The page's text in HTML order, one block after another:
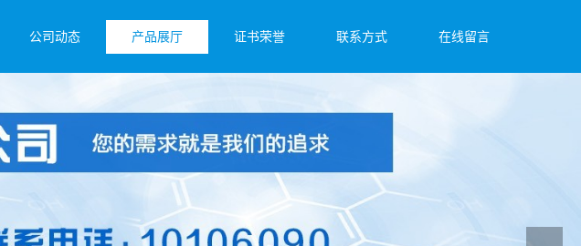
公司动态 产品展厅 证书荣誉 联系方式 在线留言